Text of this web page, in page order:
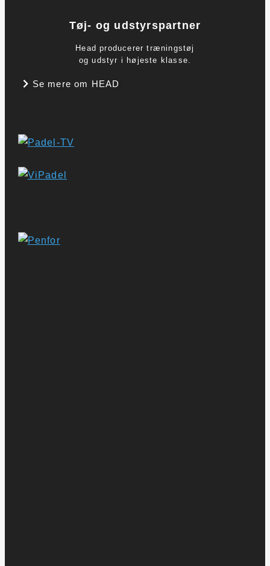
Tøj- og udstyrspartner
Head producerer træningstøj
og udstyr i højeste klasse.
Se mere om HEAD